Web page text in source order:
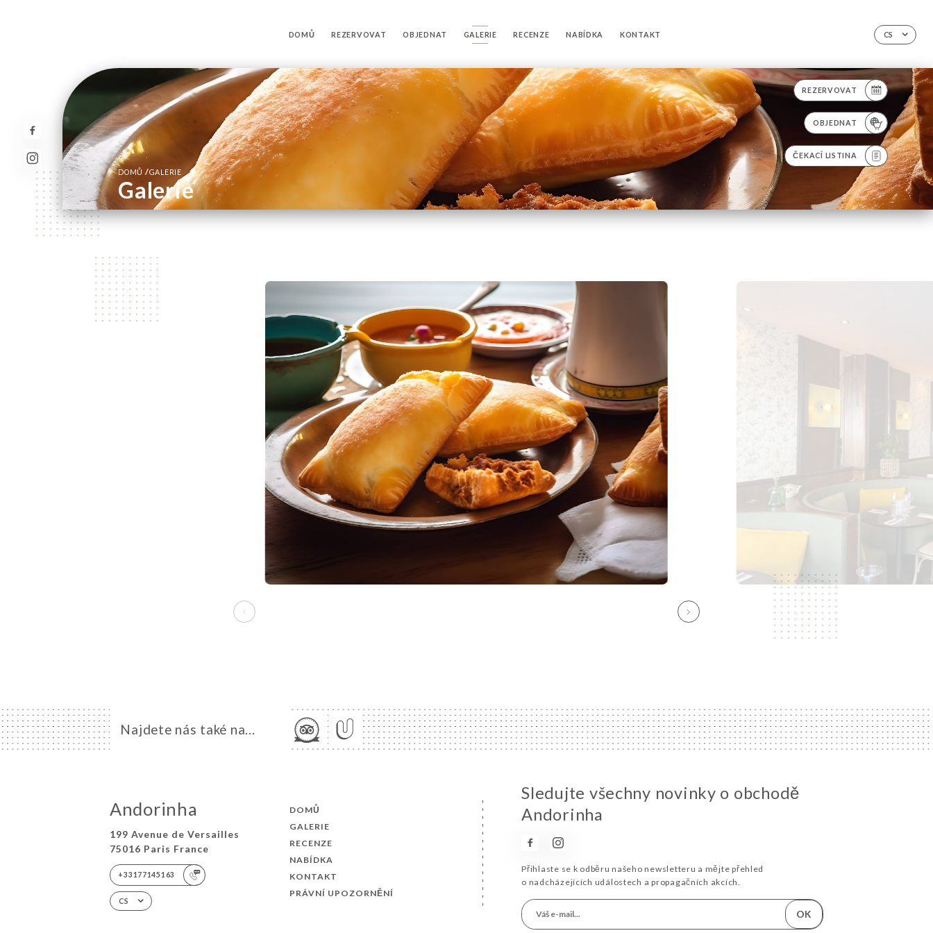
CS
DOMŮ REZERVOVAT OBJEDNAT GALERIE RECENZE NABÍDKA KONTAKT
REZERVOVAT
OBJEDNAT
ČEKACÍ LISTINA
DOMŮ /GALERIE
Galerie
Najdete nás také na...
Andorinha
199 Avenue de Versailles
75016 Paris France
+33177145163
CS
DOMŮ
GALERIE
RECENZE
NABÍDKA
KONTAKT
PRÁVNÍ UPOZORNĚNÍ
Sledujte všechny novinky o obchodě
Andorinha
Přihlaste se k odběru našeho newsletteru a mějte přehled
o nadcházejících událostech a propagačních akcích.
OK